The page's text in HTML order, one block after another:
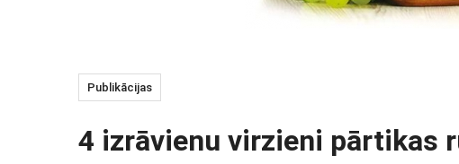
Publikācijas
4 izrāvienu virzieni pārtikas